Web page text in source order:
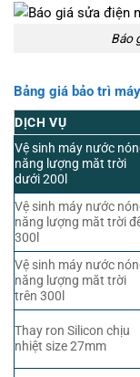
Báo
Bảng giá bảo trì
DỊCH VỤ
Vệ sinh máy nước
năng lượng măt trời
dưới 200l
Vệ sinh máy nước
năng lượng măt trời
300l
Vệ sinh máy nước
năng lượng măt trời
trên 300l
Thay ron Silicon chịu
nhiệt size 27mm